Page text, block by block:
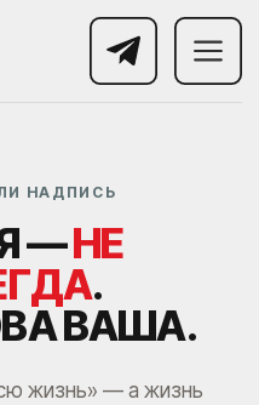
НАДПИСЬ
—НЕ
.
ВАША.
жизнь» — а жизнь